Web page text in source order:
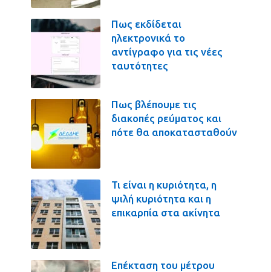
Πως εκδίδεται
ηλεκτρονικά το
αντίγραφο για τις νέες
ταυτότητες
Πως βλέπουμε τις
διακοπές ρεύματος και
πότε θα αποκατασταθούν
Τι είναι η κυριότητα, η
ψιλή κυριότητα και η
επικαρπία στα ακίνητα
Επέκταση του μέτρου